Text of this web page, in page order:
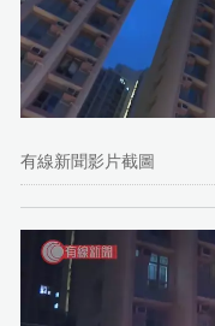
有線新聞影片截圖